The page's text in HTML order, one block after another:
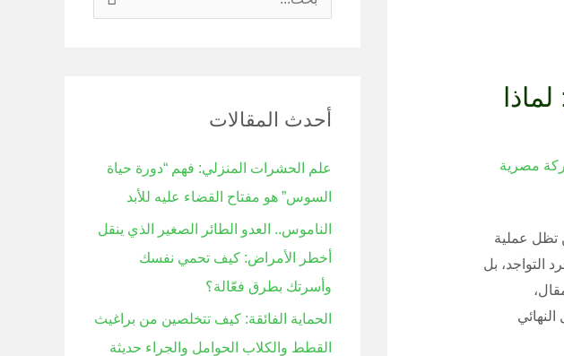
مصرية
تظل عملية
التواجد، بل
ث
ن
:
أحدث المقالات
علم الحشرات المنزلي: فهم “دورة حياة
السوس” هو مفتاح القضاء عليه للأبد
الناموس.. العدو الطائر الصغير الذي ينقل
أخطر الأمراض: كيف تحمي نفسك
وأسرتك بطرق فعّالة؟
الحماية الفائقة: كيف تتخلصين من براغيث
القطط والكلاب الحوامل والجراء حديثة